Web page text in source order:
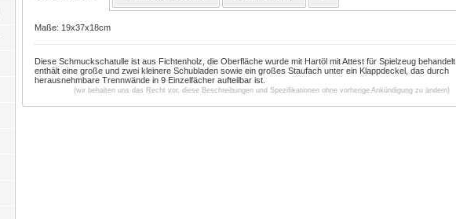
Maße: 19x37x18cm
Diese Schmuckschatulle ist aus Fichtenholz, die Oberfläche wurde mit Hartöl mit Attest für Spielzeug behandelt
enthält eine große und zwei kleinere Schubladen sowie ein großes Staufach unter ein Klappdeckel, das durch
herausnehmbare Trennwände in 9 Einzelfächer aufteilbar ist.
(wir behalten uns das Recht vor, diese Beschreibungen und Spezifikationen ohne vorherige Ankündigung zu ändern)